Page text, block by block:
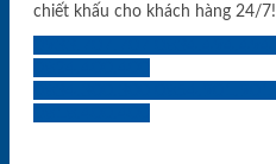
chiết khấu cho khách hàng 24/7!